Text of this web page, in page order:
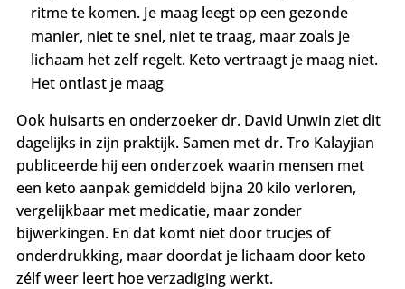
ritme te komen. Je maag leegt op een gezonde
manier, niet te snel, niet te traag, maar zoals je
lichaam het zelf regelt. Keto vertraagt je maag niet.
Het ontlast je maag
Ook huisarts en onderzoeker dr. David Unwin ziet dit
dagelijks in zijn praktijk. Samen met dr. Tro Kalayjian
publiceerde hij een onderzoek waarin mensen met
een keto aanpak gemiddeld bijna 20 kilo verloren,
vergelijkbaar met medicatie, maar zonder
bijwerkingen. En dat komt niet door trucjes of
onderdrukking, maar doordat je lichaam door keto
zélf weer leert hoe verzadiging werkt.